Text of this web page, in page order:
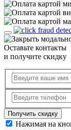
Оставьте контакты
и получите скидку
Нажимая на